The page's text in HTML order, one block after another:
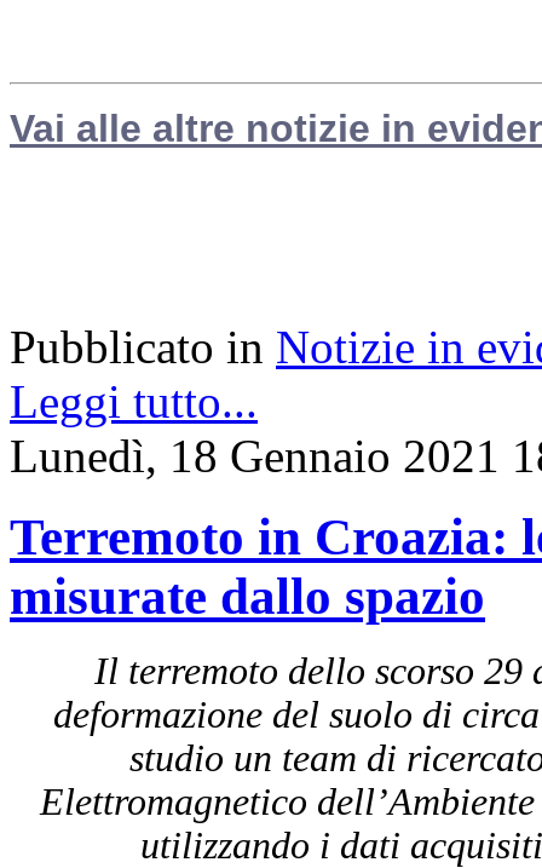
Vai alle altre notizie in
Pubblicato in Notizie in
Leggi tutto...
Lunedì, 18 Gennaio 2021
Terremoto in Croazia:
misurate dallo spazio
Il terremoto dello scorso 29
deformazione del suolo di
studio un team di
Elettromagnetico
utilizzando i dati